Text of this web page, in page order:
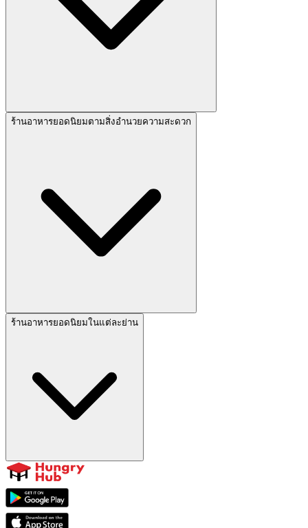
ร้านอาหารยอดนิยมตามสิ่งอำนวยความสะดวก
ร้านอาหารยอดนิยมในแต่ละย่าน